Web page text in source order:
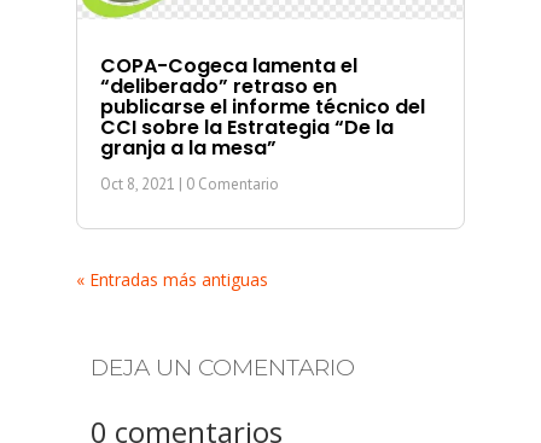
COPA-Cogeca lamenta el
“deliberado” retraso en
publicarse el informe técnico del
CCI sobre la Estrategia “De la
granja a la mesa”
Oct 8, 2021 | 0 Comentario
« Entradas más antiguas
DEJA UN COMENTARIO
0 comentarios